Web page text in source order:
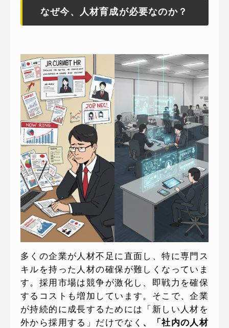
なぜ今、人材育成が必要なのか？
多くの企業が人材不足に直面し、特に専門ス
キルを持った人材の確保が難しくなっていま
す。採用市場は競争が激化し、即戦力を確保
するコストも増加しています。そこで、企業
が持続的に成長するためには「新しい人材を
外から採用する」だけでなく 、「社内の人材